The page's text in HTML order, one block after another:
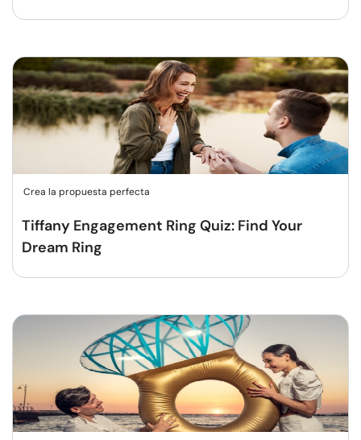
Crea la propuesta perfecta
Tiffany Engagement Ring Quiz: Find Your
Dream Ring